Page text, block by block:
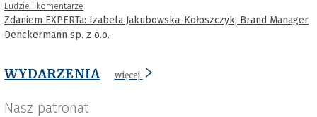
Ludzie i komentarze
Zdaniem EXPERTa: Izabela Jakubowska-Kołoszczyk, Brand Manager
Denckermann sp. z o.o.
WYDARZENIA więcej
Nasz patronat